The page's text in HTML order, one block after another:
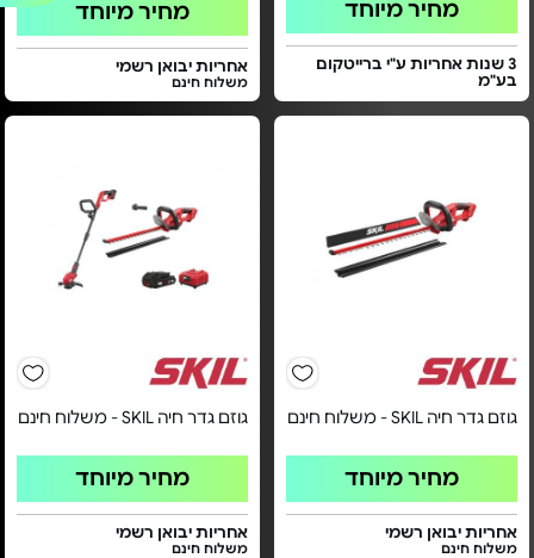
מחיר מיוחד
3 שנות אחריות ע"י ברייטקום
בע"מ
מחיר מיוחד
אחריות יבואן רשמי
משלוח חינם
גוזם גדר חיה SKIL - משלוח חינם
מחיר מיוחד
אחריות יבואן רשמי
משלוח חינם
גוזם גדר חיה SKIL - משלוח חינם
מחיר מיוחד
אחריות יבואן רשמי
משלוח חינם